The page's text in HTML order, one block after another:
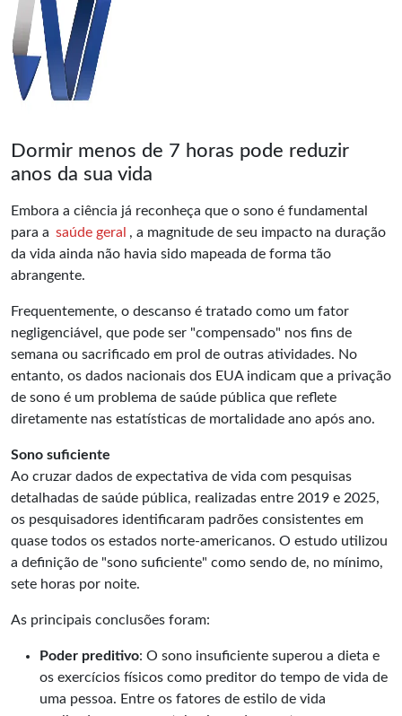
Dormir menos de 7 horas pode reduzir
anos da sua vida
Embora a ciência já reconheça que o sono é fundamental
para a saúde geral , a magnitude de seu impacto na duração
da vida ainda não havia sido mapeada de forma tão
abrangente.
Frequentemente, o descanso é tratado como um fator
negligenciável, que pode ser "compensado" nos fins de
semana ou sacrificado em prol de outras atividades. No
entanto, os dados nacionais dos EUA indicam que a privação
de sono é um problema de saúde pública que reflete
diretamente nas estatísticas de mortalidade ano após ano.
Sono suficiente
Ao cruzar dados de expectativa de vida com pesquisas
detalhadas de saúde pública, realizadas entre 2019 e 2025,
os pesquisadores identificaram padrões consistentes em
quase todos os estados norte-americanos. O estudo utilizou
a definição de "sono suficiente" como sendo de, no mínimo,
sete horas por noite.
As principais conclusões foram:
Poder preditivo: O sono insuficiente superou a dieta e
os exercícios físicos como preditor do tempo de vida de
uma pessoa. Entre os fatores de estilo de vida